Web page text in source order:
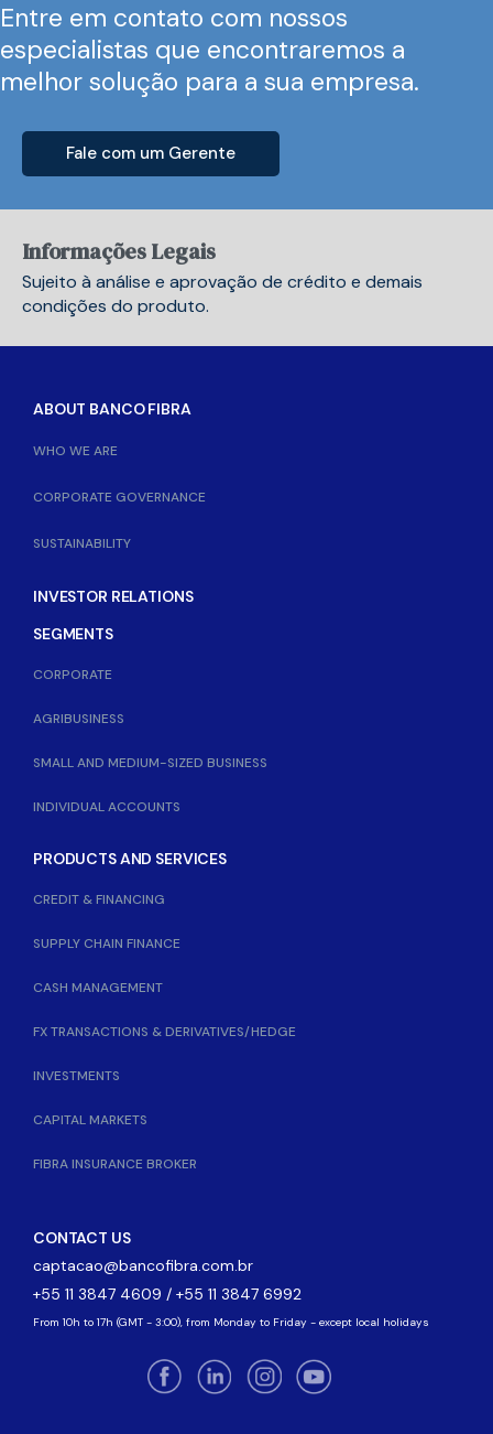
Entre em contato com nossos
especialistas que encontraremos a
melhor solução para a sua empresa.
Fale com um Gerente
Informações Legais
Sujeito à análise e aprovação de crédito e demais
condições do produto.
ABOUT BANCO FIBRA
WHO WE ARE
CORPORATE GOVERNANCE
SUSTAINABILITY
INVESTOR RELATIONS
SEGMENTS
CORPORATE
AGRIBUSINESS
SMALL AND MEDIUM-SIZED BUSINESS
INDIVIDUAL ACCOUNTS
PRODUCTS AND SERVICES
CREDIT & FINANCING
SUPPLY CHAIN FINANCE
CASH MANAGEMENT
FX TRANSACTIONS & DERIVATIVES/HEDGE
INVESTMENTS
CAPITAL MARKETS
FIBRA INSURANCE BROKER
CONTACT US
captacao@bancofibra.com.br
+55 11 3847 4609 / +55 11 3847 6992
From 10h to 17h (GMT - 3:00), from Monday to Friday - except local holidays